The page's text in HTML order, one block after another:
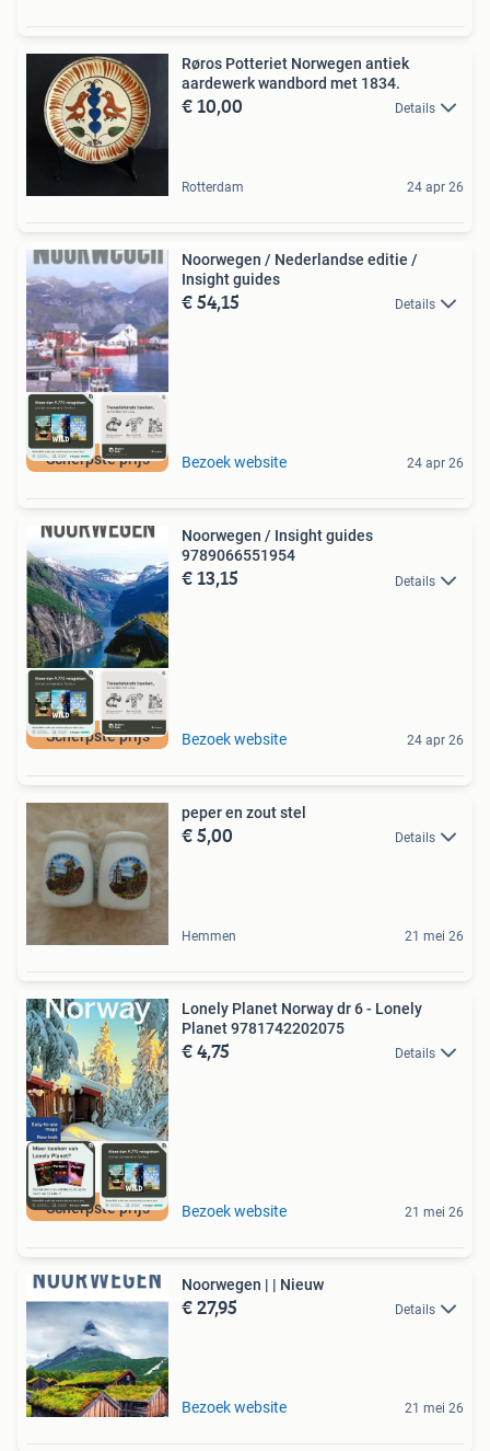
Røros Potteriet Norwegen antiek
aardewerk wandbord met 1834.
€ 10,00 Details
Rotterdam 24 apr 26
Scherpste prijs
Noorwegen / Nederlandse editie /
Insight guides
€ 54,15 Details
Bezoek website 24 apr 26
Scherpste prijs
Noorwegen / Insight guides
9789066551954
€ 13,15 Details
Bezoek website 24 apr 26
peper en zout stel
€ 5,00 Details
Hemmen 21 mei 26
Scherpste prijs
Lonely Planet Norway dr 6 - Lonely
Planet 9781742202075
€ 4,75 Details
Bezoek website 21 mei 26
Noorwegen | | Nieuw
€ 27,95 Details
Bezoek website 21 mei 26